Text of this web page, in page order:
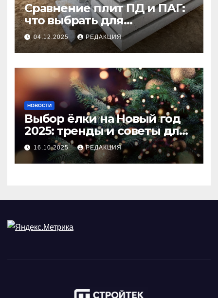
Сравнение плит ПД и ПАГ:
что выбрать для
долговечного и прочного
покрытия
04.12.2025 РЕДАКЦИЯ
НОВОСТИ
Выбор ёлки на Новый год
2025: тренды и советы для
идеального праздника
16.10.2025 РЕДАКЦИЯ